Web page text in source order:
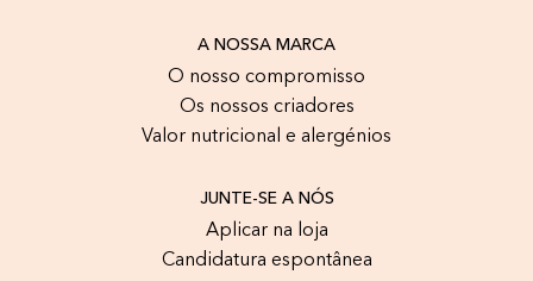
A NOSSA MARCA
O nosso compromisso
Os nossos criadores
Valor nutricional e alergénios
JUNTE-SE A NÓS
Aplicar na loja
Candidatura espontânea